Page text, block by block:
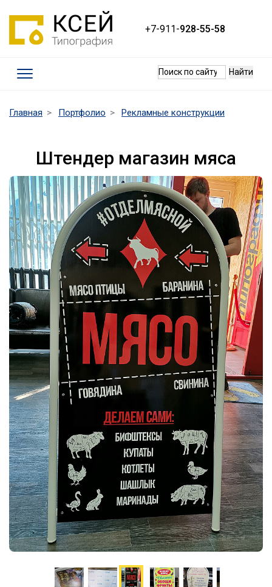
+7-911-928-55-58
Требования к макетам
Оплата и доставка
Контакты
Наши работы
Главная Портфолио Рекламные конструкции
Штендер магазин мяса